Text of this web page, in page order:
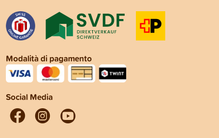
Modalità di pagamento
Social Media